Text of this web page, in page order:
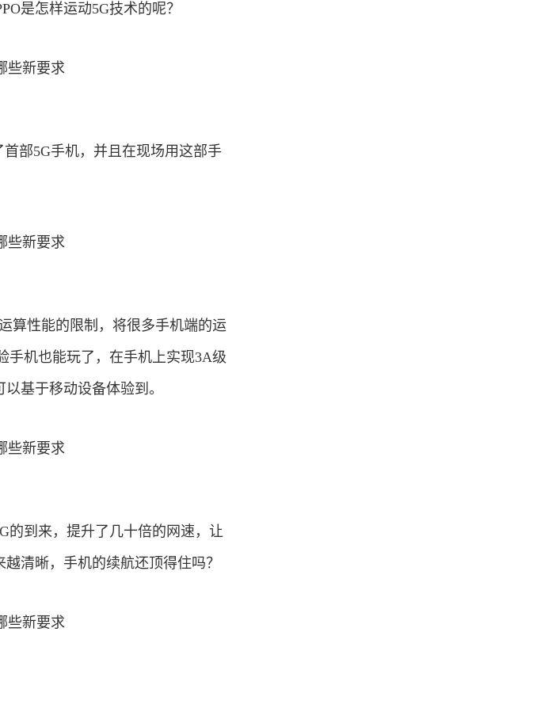
是怎样运动5G技术的呢？
首部5G手机，并且在现场用这部手
算性能的限制，将很多手机端的运
手机也能玩了，在手机上实现3A级
基于移动设备体验到。
的到来，提升了几十倍的网速，让
清晰，手机的续航还顶得住吗？